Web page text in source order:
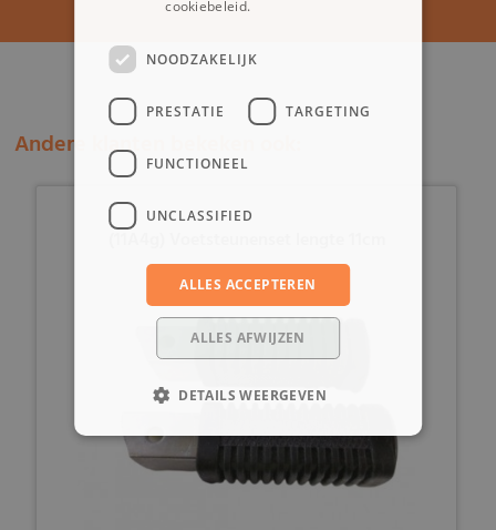
Andere klanten bekeken ook:
cookiebeleid.
NOODZAKELIJK
PRESTATIE TARGETING
FUNCTIONEEL
UNCLASSIFIED
ALLES ACCEPTEREN
ALLES AFWIJZEN
DETAILS WEERGEVEN